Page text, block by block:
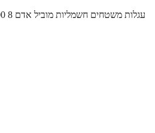
עגלות משטחים חשמליות מוביל אדם R100 8